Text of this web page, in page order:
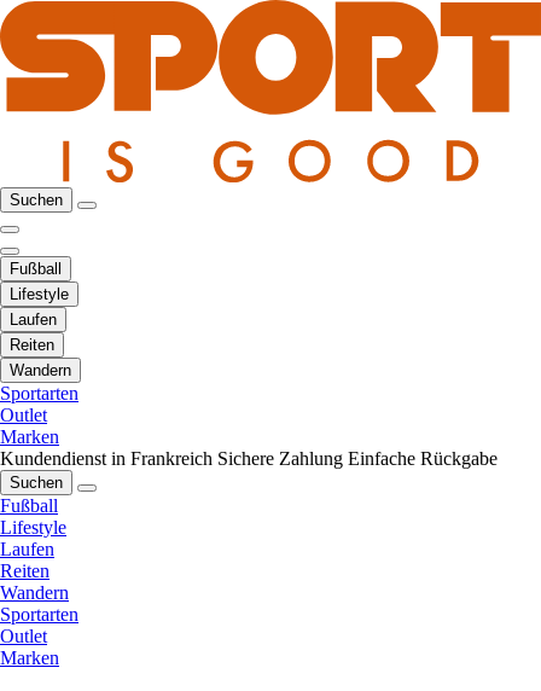
Suchen
Fußball
Lifestyle
Laufen
Reiten
Wandern
Sportarten
Outlet
Marken
Kundendienst in Frankreich Sichere Zahlung Einfache Rückgabe
Suchen
Fußball
Lifestyle
Laufen
Reiten
Wandern
Sportarten
Outlet
Marken